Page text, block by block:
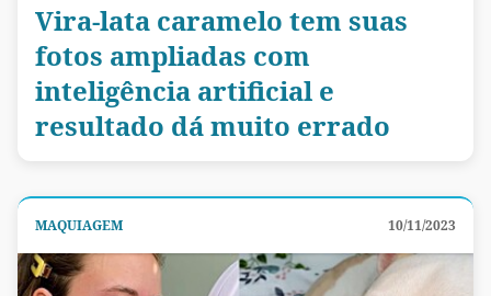
Vira-lata caramelo tem suas
fotos ampliadas com
inteligência artificial e
resultado dá muito errado
MAQUIAGEM 10/11/2023